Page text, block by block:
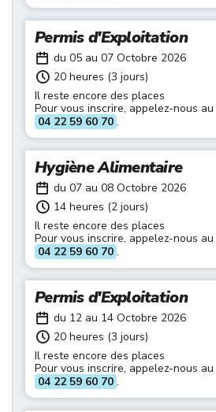
Permis d'Exploitation
du 05 au 07 Octobre 2026
20 heures (3 jours)
Il reste encore des places
Pour vous inscrire, appelez-nous au
04 22 59 60 70 .
Hygiène Alimentaire
du 07 au 08 Octobre 2026
14 heures (2 jours)
Il reste encore des places
Pour vous inscrire, appelez-nous au
04 22 59 60 70 .
Permis d'Exploitation
du 12 au 14 Octobre 2026
20 heures (3 jours)
Il reste encore des places
Pour vous inscrire, appelez-nous au
04 22 59 60 70 .